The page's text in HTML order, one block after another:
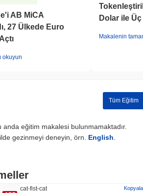
AB MiCA
27 Ülkede Euro
okuyun
Dolar ile Üç
Makalenin
Tüm Eğitim
anda eğitim makalesi bulunmamaktadır.
gezinmeyi deneyin, örn. English
cat-fist-cat
Kopyala